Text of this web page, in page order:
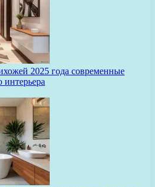
2025 года современные
интерьера